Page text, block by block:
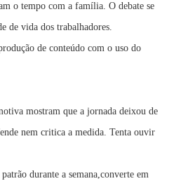
o tempo com a família. O debate se
de vida dos trabalhadores.
de conteúdo com o uso do
mostram que a jornada deixou de
nem critica a medida. Tenta ouvir
durante a semana,converte em